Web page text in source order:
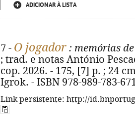
ADICIONAR À LISTA
7 - O jogador : memórias
; trad. e notas António
cop. 2026. - 175, [7] p. ; 24
Igrok. - ISBN 978-989-783-
Link persistente: http://